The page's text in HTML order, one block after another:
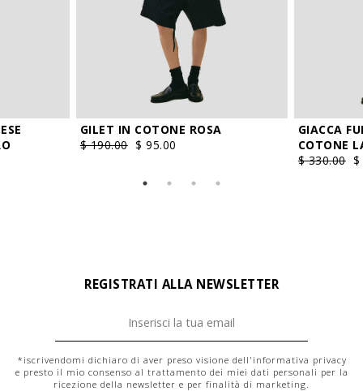
GILET IN COTONE ROSA
$ 190.00 $ 95.00
GIACCA
COTONE
$ 330.00 $
REGISTRATI ALLA NEWSLETTER
*iscrivendomi dichiaro di aver preso visione dell' informativa privacy
e presto il mio consenso al trattamento dei miei dati personali per la
ricezione della newsletter e per finalità di marketing.